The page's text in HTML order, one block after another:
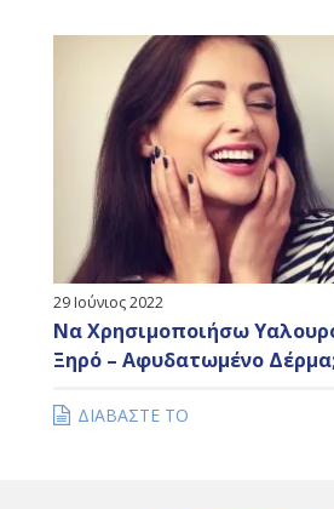
ΔΙΑΒΑΣΤΕ ΤΟ
29 Ιούνιος 2022
Ξηρό – Αφυδατωμένο Δέρμα;